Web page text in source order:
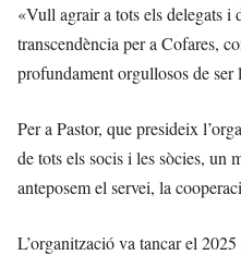
«Vull agrair a tots els delegats i
transcendència per a Cofares,
profundament orgullosos de ser
Per a Pastor, que presideix
de tots els socis i les sòcies, un
anteposem el servei, la
L’organització va tancar el